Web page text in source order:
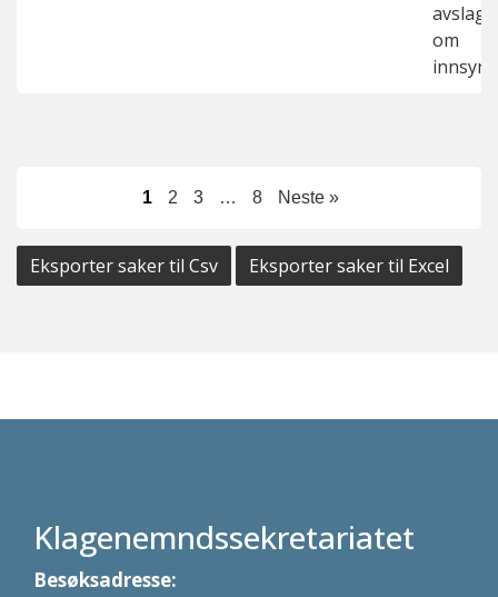
avslag
om
innsyn
1 2 3 … 8 Neste »
Eksporter saker til Csv Eksporter saker til Excel
Klagenemndssekretariatet
Besøksadresse: